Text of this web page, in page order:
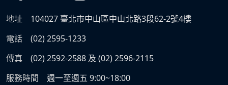
地址
104027 臺北市中山區中山北路3段62-2號4樓
電話
(02) 2595-1233
傳真
(02) 2592-2588 及 (02) 2596-2115
服務時間
週一至週五 9:00~18:00